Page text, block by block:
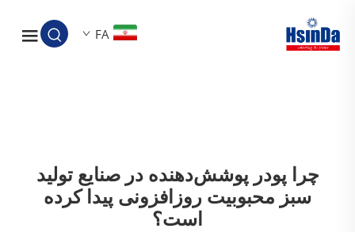
FA
چرا پودر پوشش‌دهنده در صنایع تولید
سبز محبوبیت روزافزونی پیدا کرده
است؟